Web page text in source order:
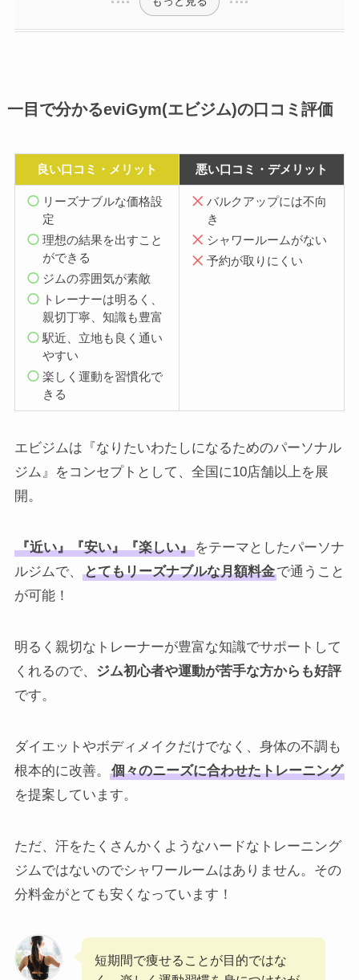
一目で分かるeviGym(エビジム)の口コミ評価
良い口コミ・メリット 悪い口コミ・デメリット
リーズナブルな価格設
定
理想の結果を出すこと
ができる
ジムの雰囲気が素敵
トレーナーは明るく、
親切丁寧、知識も豊富
駅近、立地も良く通い
やすい
楽しく運動を習慣化で
きる
バルクアップには不向
き
シャワールームがない
予約が取りにくい
エビジムは『なりたいわたしになるためのパーソナル
ジム』をコンセプトとして、全国に10店舗以上を展
開。
『近い』『安い』『楽しい』をテーマとしたパーソナ
ルジムで、
とてもリーズナブルな月額料金で通うこと
が可能！
明るく親切なトレーナーが豊富な知識でサポートして
くれるので、 ジム初心者や運動が苦手な方からも好評
です。
ダイエットやボディメイクだけでなく、身体の不調も
根本的に改善。
個々のニーズに合わせたトレーニング
を提案しています。
ただ、汗をたくさんかくようなハードなトレーニング
ジムではないのでシャワールームはありません。その
分料金がとても安くなっています！
短期間で痩せることが目的ではな